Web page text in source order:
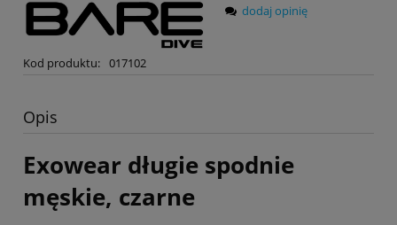
Kod produktu: 017102
dodaj opinię
Opis
Exowear długie spodnie
męskie, czarne